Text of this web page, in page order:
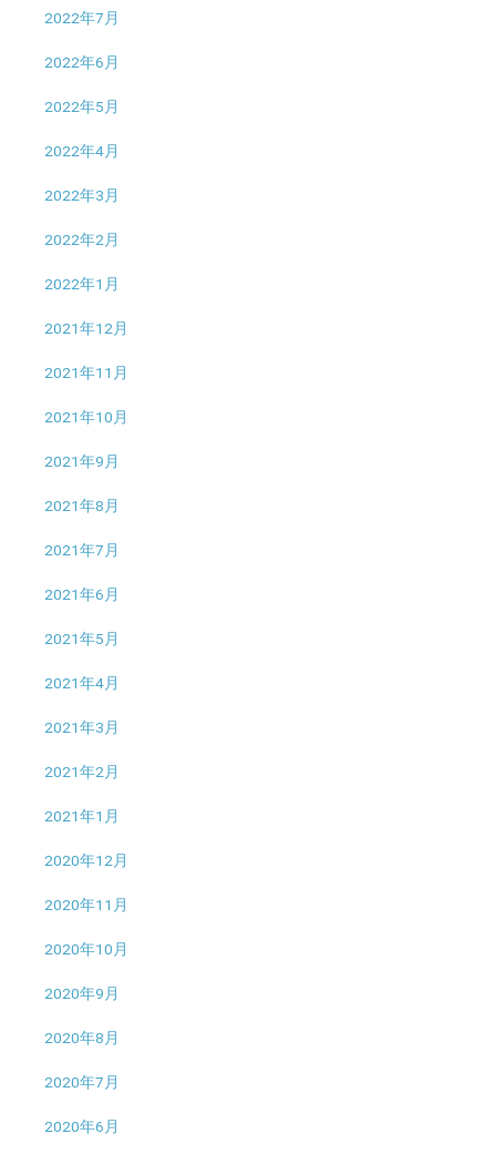
2022年7月
2022年6月
2022年5月
2022年4月
2022年3月
2022年2月
2022年1月
2021年12月
2021年11月
2021年10月
2021年9月
2021年8月
2021年7月
2021年6月
2021年5月
2021年4月
2021年3月
2021年2月
2021年1月
2020年12月
2020年11月
2020年10月
2020年9月
2020年8月
2020年7月
2020年6月